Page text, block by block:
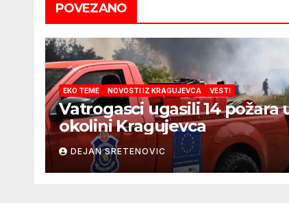
POVEZANO
EKO TEME NOVOSTI IZ KRAGUJEVCA VESTI
Vatrogasci ugasili 14 požara
okolini Kragujevca
DEJAN SRETENOVIC